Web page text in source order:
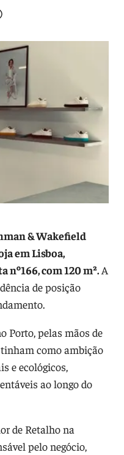
& Wakefield
em Lisboa,
nº166, com 120 m².A
de posição
Porto, pelas mãos de
como ambição
e ecológicos,
ao longo do
de Retalho na
pelo negócio,